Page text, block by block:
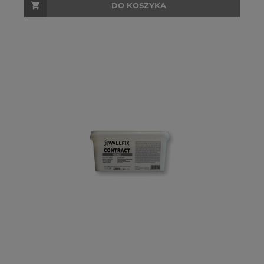
DO KOSZYKA